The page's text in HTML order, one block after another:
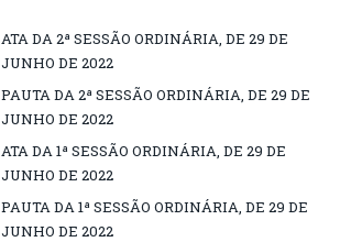
ATA DA 2ª SESSÃO ORDINÁRIA, DE 29 DE
JUNHO DE 2022
PAUTA DA 2ª SESSÃO ORDINÁRIA, DE 29 DE
JUNHO DE 2022
ATA DA 1ª SESSÃO ORDINÁRIA, DE 29 DE
JUNHO DE 2022
PAUTA DA 1ª SESSÃO ORDINÁRIA, DE 29 DE
JUNHO DE 2022